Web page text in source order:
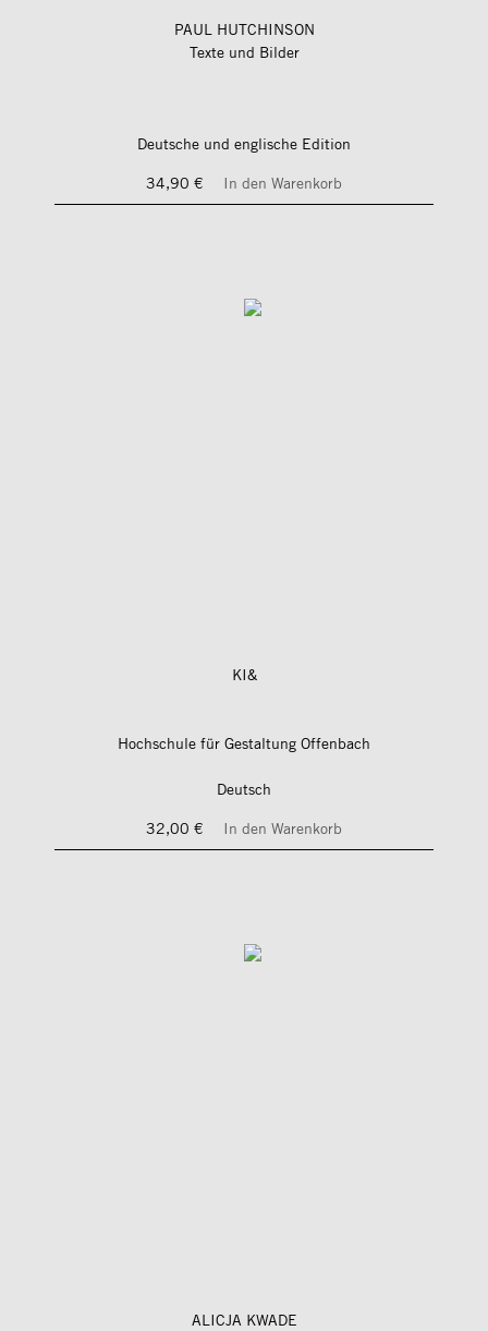
PAUL HUTCHINSON
Texte und Bilder
Deutsche und englische Edition
34,90 €
In den Warenkorb
KI&
Hochschule für Gestaltung Offenbach
Deutsch
32,00 €
In den Warenkorb
ALICJA KWADE